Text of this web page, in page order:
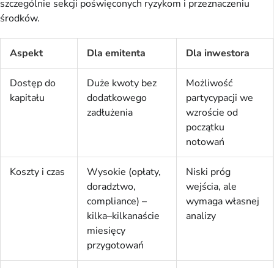
szczególnie sekcji poświęconych ryzykom i przeznaczeniu
środków.
Aspekt Dla emitenta Dla inwestora
Dostęp do
kapitału
Duże kwoty bez
dodatkowego
zadłużenia
Możliwość
partycypacji we
wzroście od
początku
notowań
Koszty i czas
Wysokie (opłaty,
doradztwo,
compliance) –
kilka–kilkanaście
miesięcy
przygotowań
Niski próg
wejścia, ale
wymaga własnej
analizy